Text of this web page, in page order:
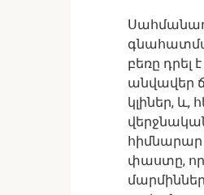
բեռը դրել
անվավեր
կլիներ, և,
հիմնարար
փաստը,